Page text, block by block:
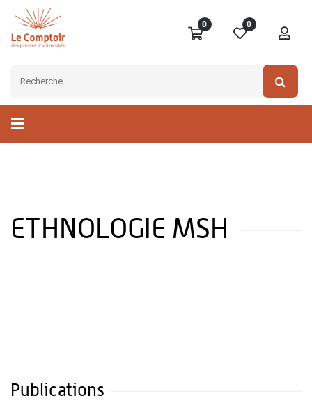
0 0
ETHNOLOGIE MSH
Publications